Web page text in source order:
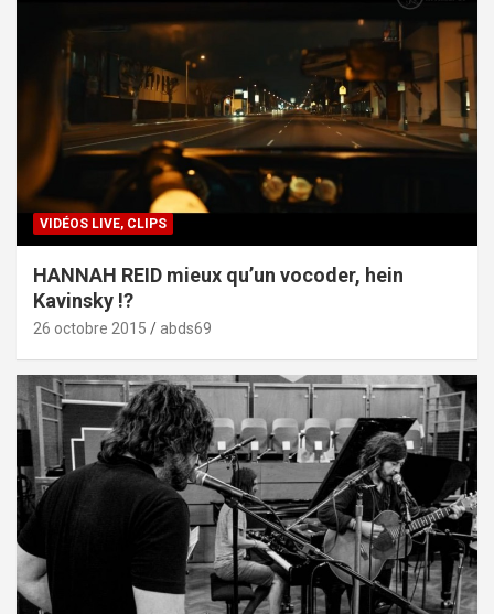
VIDÉOS LIVE, CLIPS
HANNAH REID mieux qu’un vocoder, hein
Kavinsky !?
26 octobre 2015 abds69